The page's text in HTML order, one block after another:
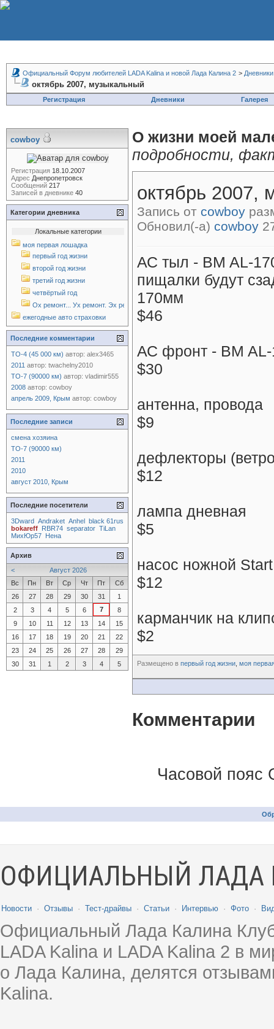
Официальный Форум любителей LADA Kalina и новой Лада Калина 2 > Дневники
октябрь 2007, музыкальный
Регистрация Дневники Галерея
О жизни моей
подробности,
октябрь 2007,
Запись от cowboy
Обновил(-а) cowboy
АС тыл - BM AL-
пищалки будут
170мм
$46
АС фронт - BM AL-
$30
антенна, провода
$9
дефлекторы
$12
лампа дневная
$5
насос ножной Start
$12
карманчик на
$2
Размещено в первый год жизни моя
Комментарии
cowboy
Регистрация 18.10.2007
Адрес Днепропетровск
Сообщений 217
Записей в дневнике 40
Категории дневника
Локальные категории
моя первая лошадка
первый год жизни
второй год жизни
третий год жизни
четвёртый год
Ох ремонт... Ух ремонт. Эх ремонт!
ежегодные авто страховки
Последние комментарии
ТО-4 (45 000 км) автор: alex3465
2011 автор: twachelny2010
ТО-7 (90000 км) автор: vladimir555
2008 автор: cowboy
апрель 2009, Крым автор: cowboy
Последние записи
смена хозяина
ТО-7 (90000 км)
2011
2010
август 2010, Крым
Последние посетители
3Dward Andraket Anhel black 61rus
bokareff RBR74 separator TiLan
МихЮр57 Нена
Архив
<
Август 2026
Вс
Пн Вт Ср Чт Пт
Сб
26
27 28 29 30 31
1
2
3 4 5 6 7
8
9
10 11 12 13 14
15
16
17 18 19 20 21
22
23
24 25 26 27 28
29
30
31 1 2 3 4 5
Часовой пояс
ОФИЦИАЛЬНЫЙ ЛАДА
Новости · Отзывы · Тест-драйвы · Статьи · Интервью · Фото ·
Официальный Лада Калина
LADA Kalina и LADA Kalina 2 в
о Лада Калина, делятся
Kalina.